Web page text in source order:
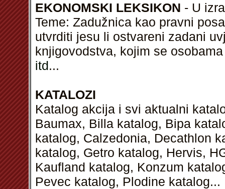
EKONOMSKI LEKSIKON - U
Teme: Zadužnica kao pravni
utvrditi jesu li ostvareni zadani
knjigovodstva, kojim se
itd...
KATALOZI
Katalog akcija i svi aktualni
Baumax, Billa katalog, Bipa
katalog, Calzedonia, Decathlon
katalog, Getro katalog, Hervis,
Kaufland katalog, Konzum
Pevec katalog, Plodine katalog...